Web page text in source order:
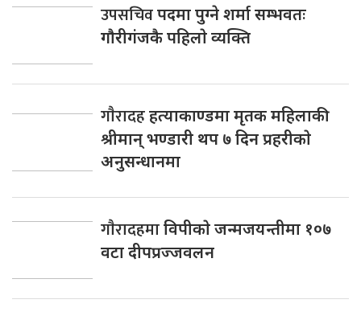
उपसचिवपदमा पुग्ने शर्मा सम्भवतः
गाैरीगंजकै पहिलाे व्यक्ति
गाैरादहहत्याकाण्डमा मृतक महिलाकी
श्रीमान् भण्डारी थप ७ दिन प्रहरीकाे
अनुसन्धानमा
गाैरादहमाविपीकाे जन्मजयन्तीमा १०७
वटा दीपप्रज्जवलन